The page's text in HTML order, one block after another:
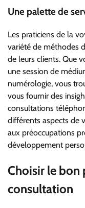
Une palette de
Les praticiens de la
variété de méthodes
de leurs clients. Que
une session de
numérologie, vous
vous fournir des
consultations
différents aspects de
aux préoccupations
développement
Choisir le
consultation